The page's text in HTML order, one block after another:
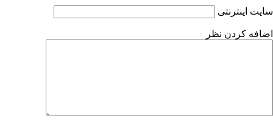
سایت اینترنتی
اضافه کردن نظر